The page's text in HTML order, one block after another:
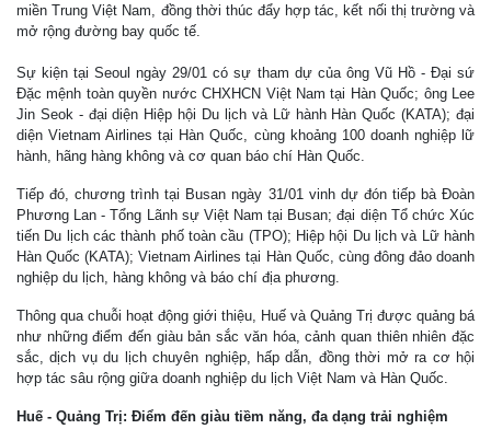
miền Trung Việt Nam, đồng thời thúc đẩy hợp tác, kết nối thị trường và
mở rộng đường bay quốc tế.
Sự kiện tại Seoul ngày 29/01 có sự tham dự của ông Vũ Hồ - Đại sứ
Đặc mệnh toàn quyền nước CHXHCN Việt Nam tại Hàn Quốc; ông Lee
Jin Seok - đại diện Hiệp hội Du lịch và Lữ hành Hàn Quốc (KATA); đại
diện Vietnam Airlines tại Hàn Quốc, cùng khoảng 100 doanh nghiệp lữ
hành, hãng hàng không và cơ quan báo chí Hàn Quốc.
Tiếp đó, chương trình tại Busan ngày 31/01 vinh dự đón tiếp bà Đoàn
Phương Lan - Tổng Lãnh sự Việt Nam tại Busan; đại diện Tổ chức Xúc
tiến Du lịch các thành phố toàn cầu (TPO); Hiệp hội Du lịch và Lữ hành
Hàn Quốc (KATA); Vietnam Airlines tại Hàn Quốc, cùng đông đảo doanh
nghiệp du lịch, hàng không và báo chí địa phương.
Thông qua chuỗi hoạt động giới thiệu, Huế và Quảng Trị được quảng bá
như những điểm đến giàu bản sắc văn hóa, cảnh quan thiên nhiên đặc
sắc, dịch vụ du lịch chuyên nghiệp, hấp dẫn, đồng thời mở ra cơ hội
hợp tác sâu rộng giữa doanh nghiệp du lịch Việt Nam và Hàn Quốc.
Huế - Quảng Trị: Điểm đến giàu tiềm năng, đa dạng trải nghiệm